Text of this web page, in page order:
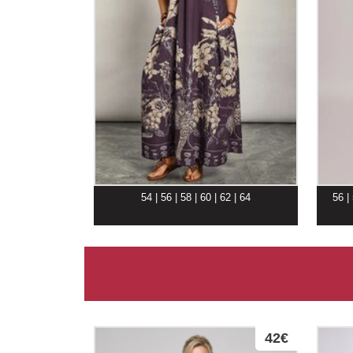
54 | 56 | 58 | 60 | 62 | 64 56 |
42€